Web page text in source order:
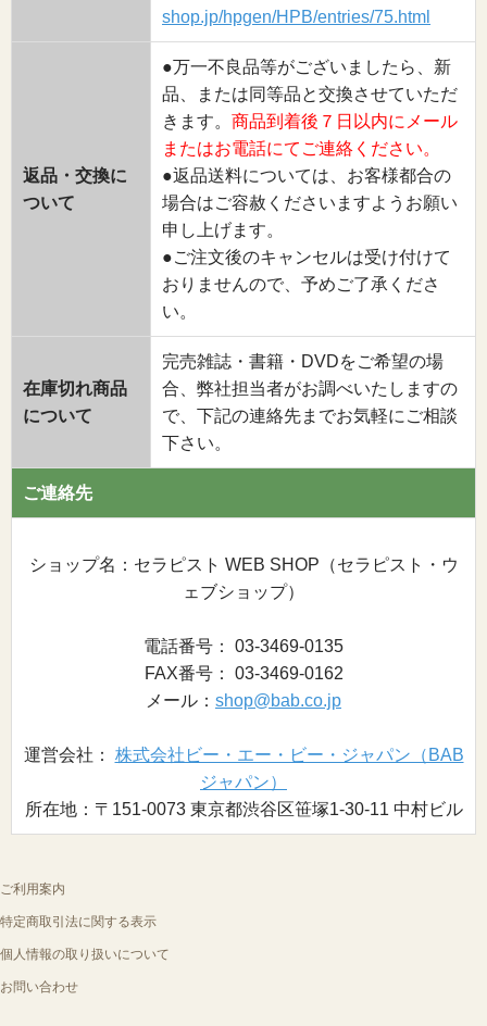
shop.jp/hpgen/HPB/entries/75.html
返品・交換に
ついて
●万一不良品等がございましたら、新
品、または同等品と交換させていただ
きます。 商品到着後７日以内にメール
またはお電話にてご連絡ください。
●返品送料については、お客様都合の
場合はご容赦くださいますようお願い
申し上げます。
●ご注文後のキャンセルは受け付けて
おりませんので、予めご了承くださ
い。
在庫切れ商品
について
完売雑誌・書籍・DVDをご希望の場
合、弊社担当者がお調べいたしますの
で、下記の連絡先までお気軽にご相談
下さい。
ご連絡先
ショップ名：セラピスト WEB SHOP（セラピスト・ウ
ェブショップ）
電話番号： 03-3469-0135
FAX番号： 03-3469-0162
メール： shop@bab.co.jp
運営会社： 株式会社ビー・エー・ビー・ジャパン（BAB
ジャパン）
所在地：〒151-0073 東京都渋谷区笹塚1-30-11 中村ビル
ご利用案内
特定商取引法に関する表示
個人情報の取り扱いについて
お問い合わせ